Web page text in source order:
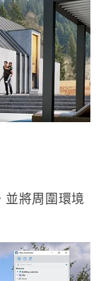
並將周圍環境